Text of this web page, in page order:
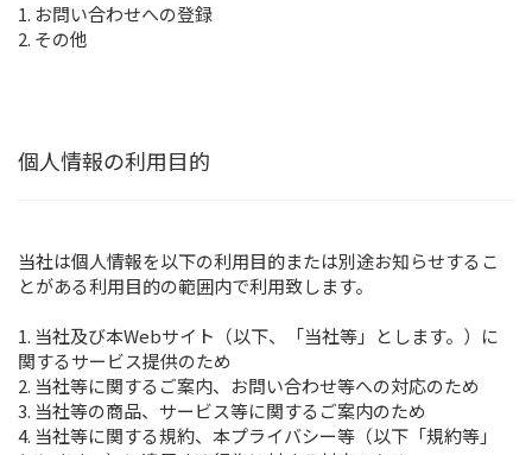
1. お問い合わせへの登録
2. その他
個人情報の利用目的
当社は個人情報を以下の利用目的または別途お知らせするこ
とがある利用目的の範囲内で利用致します。
1. 当社及び本Webサイト（以下、「当社等」とします。）に
関するサービス提供のため
2. 当社等に関するご案内、お問い合わせ等への対応のため
3. 当社等の商品、サービス等に関するご案内のため
4. 当社等に関する規約、本プライバシー等（以下「規約等」